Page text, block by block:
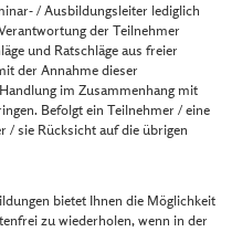
/ Ausbildungsleiter lediglich
der Teilnehmer
und Ratschläge aus freier
der Annahme dieser
im Zusammenhang mit
Befolgt ein Teilnehmer / eine
/ sie Rücksicht auf die übrigen
bietet Ihnen die Möglichkeit
zu wiederholen, wenn in der